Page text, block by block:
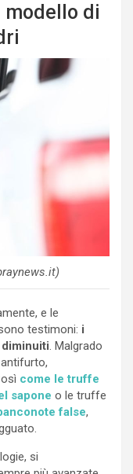
di
e le
testimoni: i
. Malgrado
come le truffe
sapone o le truffe
false,
si